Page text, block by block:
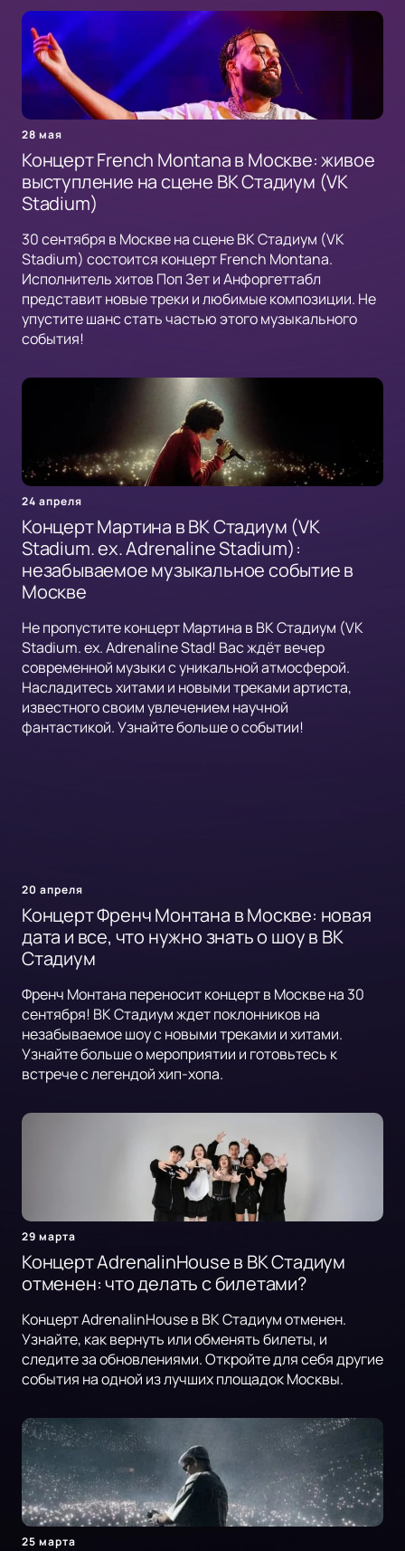
28 мая
Концерт French Montana в Москве: живое
выступление на сцене ВК Стадиум (VK
Stadium)
30 сентября в Москве на сцене ВК Стадиум (VK
Stadium) состоится концерт French Montana.
Исполнитель хитов Поп Зет и Анфоргеттабл
представит новые треки и любимые композиции. Не
упустите шанс стать частью этого музыкального
события!
24 апреля
Концерт Мартина в ВК Стадиум (VK
Stadium. ex. Adrenaline Stadium):
незабываемое музыкальное событие в
Москве
Не пропустите концерт Мартина в ВК Стадиум (VK
Stadium. ex. Adrenaline Stad! Вас ждёт вечер
современной музыки с уникальной атмосферой.
Насладитесь хитами и новыми треками артиста,
известного своим увлечением научной
фантастикой. Узнайте больше о событии!
20 апреля
Концерт Френч Монтана в Москве: новая
дата и все, что нужно знать о шоу в ВК
Стадиум
Френч Монтана переносит концерт в Москве на 30
сентября! ВК Стадиум ждет поклонников на
незабываемое шоу с новыми треками и хитами.
Узнайте больше о мероприятии и готовьтесь к
встрече с легендой хип-хопа.
29 марта
Концерт AdrenalinHouse в ВК Стадиум
отменен: что делать с билетами?
Концерт AdrenalinHouse в ВК Стадиум отменен.
Узнайте, как вернуть или обменять билеты, и
следите за обновлениями. Откройте для себя другие
события на одной из лучших площадок Москвы.
25 марта